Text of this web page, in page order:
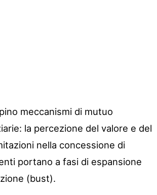
meccanismi di mutuo
la percezione del valore e del
nella concessione di
portano a fasi di espansione
(bust).